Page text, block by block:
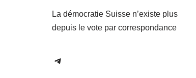
La démocratie Suisse n’existe plus
depuis le vote par correspondance